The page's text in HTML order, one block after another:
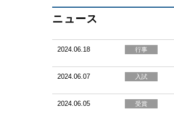
ニュース
2024.06.18
2024.06.07
2024.06.05